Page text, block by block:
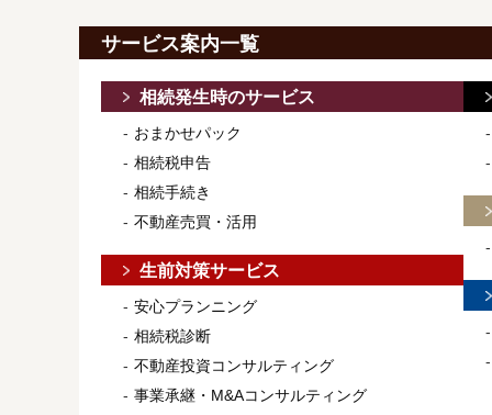
サービス案内一覧
相続発生時のサービス
おまかせパック
相続税申告
相続手続き
不動産売買・活用
生前対策サービス
安心プランニング
相続税診断
不動産投資コンサルティング
事業承継・M&Aコンサルティング